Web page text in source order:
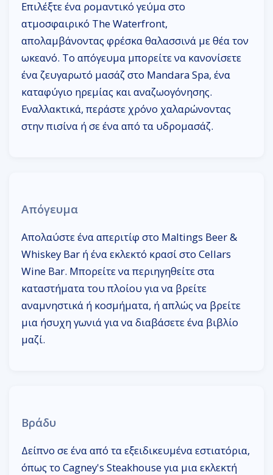
Επιλέξτε ένα ρομαντικό γεύμα στο
ατμοσφαιρικό The Waterfront,
απολαμβάνοντας φρέσκα θαλασσινά με θέα τον
ωκεανό. Το απόγευμα μπορείτε να κανονίσετε
ένα ζευγαρωτό μασάζ στο Mandara Spa, ένα
καταφύγιο ηρεμίας και αναζωογόνησης.
Εναλλακτικά, περάστε χρόνο χαλαρώνοντας
στην πισίνα ή σε ένα από τα υδρομασάζ.
Απόγευμα
Απολαύστε ένα απεριτίφ στο Maltings Beer &
Whiskey Bar ή ένα εκλεκτό κρασί στο Cellars
Wine Bar. Μπορείτε να περιηγηθείτε στα
καταστήματα του πλοίου για να βρείτε
αναμνηστικά ή κοσμήματα, ή απλώς να βρείτε
μια ήσυχη γωνιά για να διαβάσετε ένα βιβλίο
μαζί.
Βράδυ
Δείπνο σε ένα από τα εξειδικευμένα εστιατόρια,
όπως το Cagney's Steakhouse για μια εκλεκτή